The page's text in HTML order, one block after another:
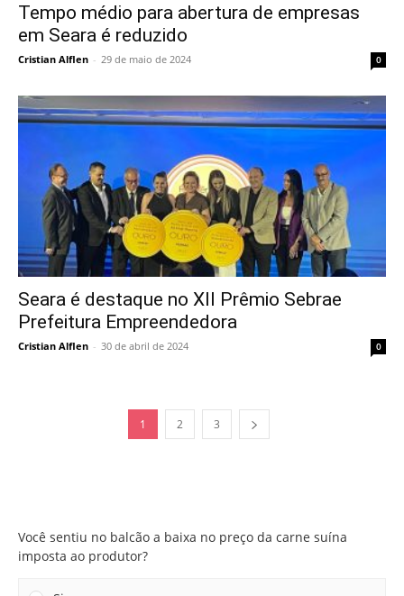
Tempo médio para abertura de empresas
em Seara é reduzido
Cristian Alflen - 29 de maio de 2024 0
Seara é destaque no XII Prêmio Sebrae
Prefeitura Empreendedora
Cristian Alflen - 30 de abril de 2024 0
1 2 3
Você sentiu no balcão a baixa no preço da carne suína
imposta ao produtor?